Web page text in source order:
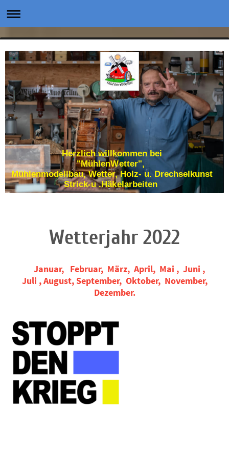
Herzlich willkommen bei
"MühlenWetter",
Mühlenmodellbau, Wetter, Holz- u. Drechselkunst
Strick-u .Häkelarbeiten
Wetterjahr 2022
Januar, Februar, März, April, Mai , Juni ,
Juli , August, September, Oktober, November,
Dezember.